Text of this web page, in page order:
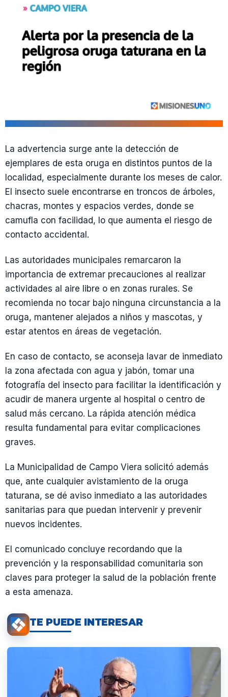
La advertencia surge ante la detección de
ejemplares de esta oruga en distintos puntos de la
localidad, especialmente durante los meses de calor.
El insecto suele encontrarse en troncos de árboles,
chacras, montes y espacios verdes, donde se
camufla con facilidad, lo que aumenta el riesgo de
contacto accidental.
Las autoridades municipales remarcaron la
importancia de extremar precauciones al realizar
actividades al aire libre o en zonas rurales. Se
recomienda no tocar bajo ninguna circunstancia a la
oruga, mantener alejados a niños y mascotas, y
estar atentos en áreas de vegetación.
En caso de contacto, se aconseja lavar de inmediato
la zona afectada con agua y jabón, tomar una
fotografía del insecto para facilitar la identificación y
acudir de manera urgente al hospital o centro de
salud más cercano. La rápida atención médica
resulta fundamental para evitar complicaciones
graves.
La Municipalidad de Campo Viera solicitó además
que, ante cualquier avistamiento de la oruga
taturana, se dé aviso inmediato a las autoridades
sanitarias para que puedan intervenir y prevenir
nuevos incidentes.
El comunicado concluye recordando que la
prevención y la responsabilidad comunitaria son
claves para proteger la salud de la población frente
a esta amenaza.
TE PUEDE INTERESAR